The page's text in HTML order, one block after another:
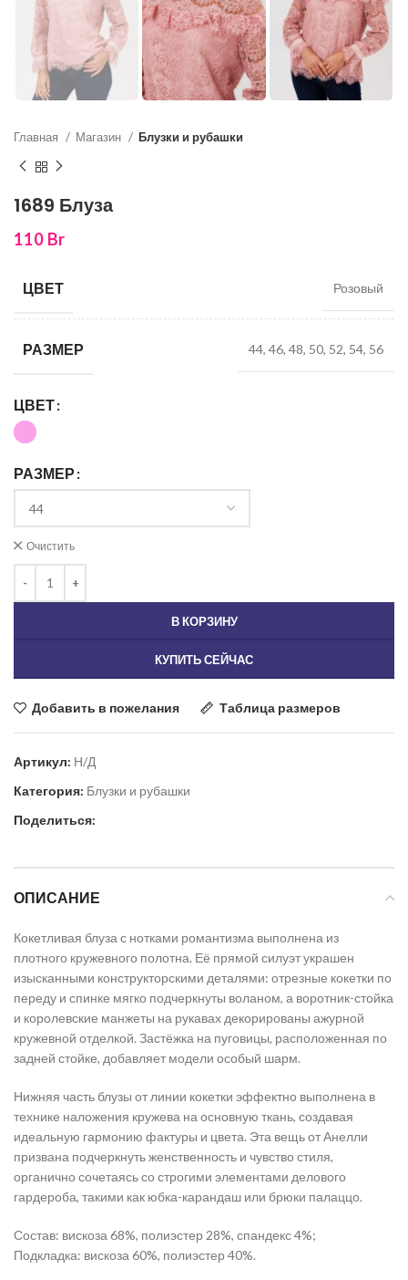
Главная Магазин Блузки и рубашки
1689 Блуза
110 Br
ЦВЕТ Розовый
РАЗМЕР 44, 46, 48, 50, 52, 54, 56
ЦВЕТ
РАЗМЕР
Очистить
В КОРЗИНУ
КУПИТЬ СЕЙЧАС
Добавить в пожелания Таблица размеров
Артикул: Н/Д
Категория: Блузки и рубашки
Поделиться:
ОПИСАНИЕ
Кокетливая блуза с нотками романтизма выполнена из
плотного кружевного полотна. Её прямой силуэт украшен
изысканными конструкторскими деталями: отрезные кокетки по
переду и спинке мягко подчеркнуты воланом, а воротник-стойка
и королевские манжеты на рукавах декорированы ажурной
кружевной отделкой. Застёжка на пуговицы, расположенная по
задней стойке, добавляет модели особый шарм.
Нижняя часть блузы от линии кокетки эффектно выполнена в
технике наложения кружева на основную ткань, создавая
идеальную гармонию фактуры и цвета. Эта вещь от Анелли
призвана подчеркнуть женственность и чувство стиля,
органично сочетаясь со строгими элементами делового
гардероба, такими как юбка-карандаш или брюки палаццо.
Состав: вискоза 68%, полиэстер 28%, спандекс 4%;
Подкладка: вискоза 60%, полиэстер 40%.